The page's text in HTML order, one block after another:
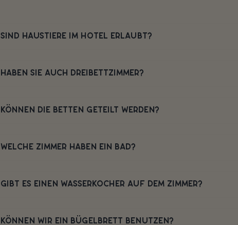
SIND HAUSTIERE IM HOTEL ERLAUBT?
HABEN SIE AUCH DREIBETTZIMMER?
KÖNNEN DIE BETTEN GETEILT WERDEN?
WELCHE ZIMMER HABEN EIN BAD?
GIBT ES EINEN WASSERKOCHER AUF DEM ZIMMER?
KÖNNEN WIR EIN BÜGELBRETT BENUTZEN?